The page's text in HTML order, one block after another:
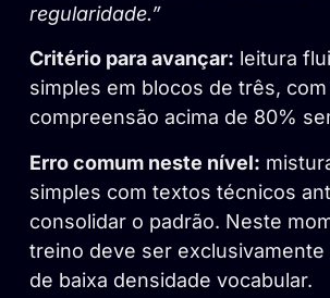
regularidade.”
Critério para avançar: leitura
simples em blocos de três, com
compreensão acima de 80%
Erro comum neste nível:
simples com textos técnicos
consolidar o padrão. Neste
treino deve ser exclusivamente
de baixa densidade vocabular.